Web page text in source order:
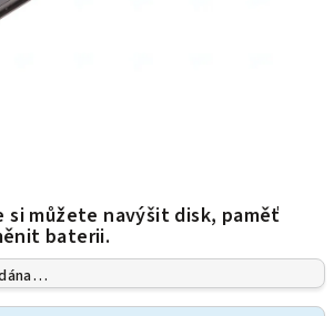
si můžete navýšit disk, paměť
baterii.